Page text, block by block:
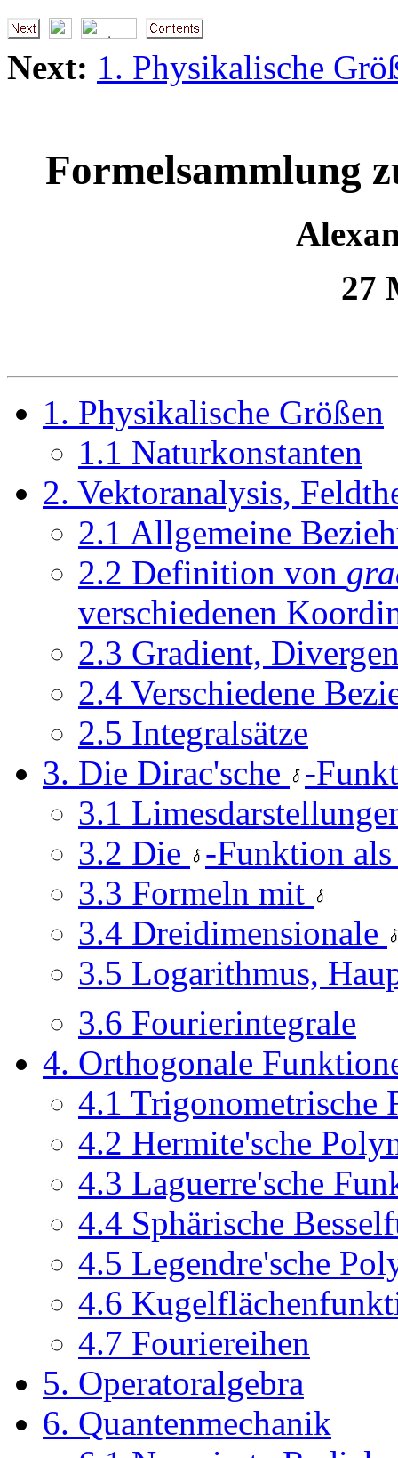
Next: 1. Physikalische
Formelsammlung
27
1. Physikalische Größen
1.1 Naturkonstanten
2. Vektoranalysis,
2.1 Allgemeine
2.2 Definition von
verschiedenen
2.3 Gradient,
2.4 Verschiedene
2.5 Integralsätze
3. Die Dirac'sche
-
3.1
3.2 Die
-Funktion
3.3 Formeln mit
3.4 Dreidimensionale
3.5 Logarithmus,
3.6 Fourierintegrale
4. Orthogonale
4.1 Trigonometrische
4.2 Hermite'sche
4.3 Laguerre'sche
4.4 Sphärische
4.5 Legendre'sche
4.6
4.7 Fouriereihen
5. Operatoralgebra
6. Quantenmechanik